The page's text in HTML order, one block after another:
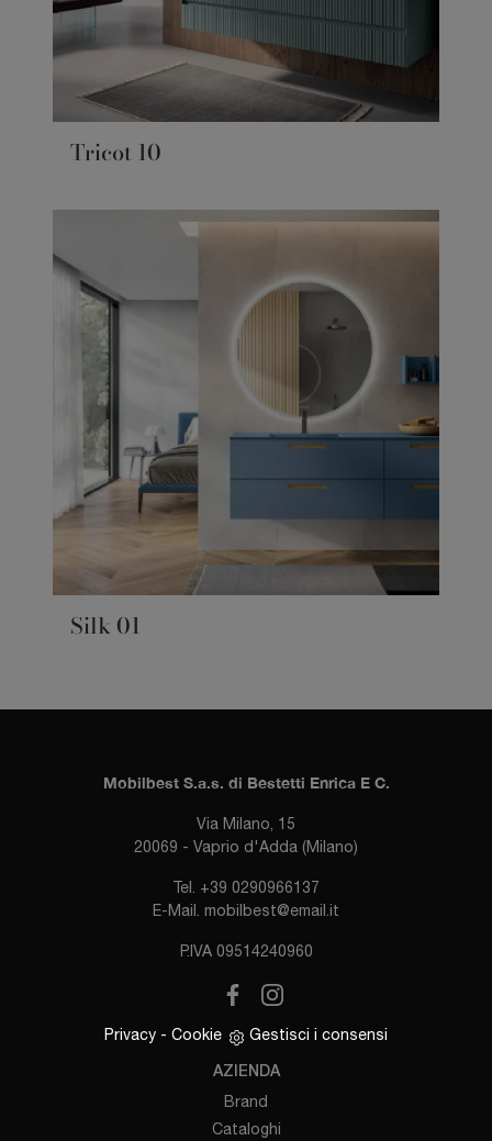
Tricot 10
Silk 01
Mobilbest S.a.s. di Bestetti Enrica E C.
Via Milano, 15
20069 - Vaprio d'Adda (Milano)
Tel. +39 0290966137
E-Mail. mobilbest@email.it
P.IVA 09514240960
Privacy - Cookie Gestisci i consensi
AZIENDA
Brand
Cataloghi